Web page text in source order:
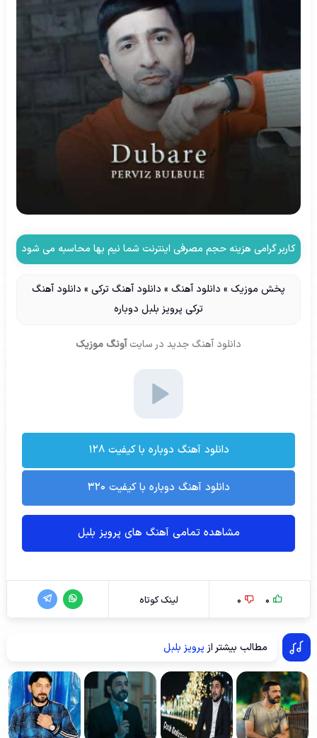
کاربر گرامی هزینه حجم مصرفی اینترنت شما نیم بها محاسبه می شود
پخش موزیک » دانلود آهنگ » دانلود آهنگ ترکی » دانلود آهنگ
ترکی پرویز بلبل دوباره
دانلود آهنگ جدید در سایت آونگ موزیک
دانلود آهنگ دوباره با کیفیت ۱۲۸
دانلود آهنگ دوباره با کیفیت ۳۲۰
مشاهده تمامی آهنگ های پرویز بلبل
0
0 لینک کوتاه
مطالب بیشتر از پرویز بلبل